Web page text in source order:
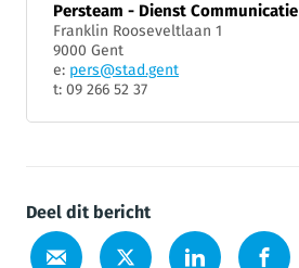
Persteam - Dienst Communicatie
Franklin Rooseveltlaan 1
9000 Gent
e: pers@stad.gent
t: 09 266 52 37
Deel dit bericht